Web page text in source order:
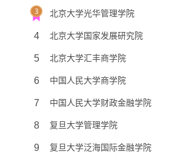
北京大学光华管理学院
4 北京大学国家发展研究院
5 北京大学汇丰商学院
6 中国人民大学商学院
7 中国人民大学财政金融学院
8 复旦大学管理学院
9 复旦大学泛海国际金融学院